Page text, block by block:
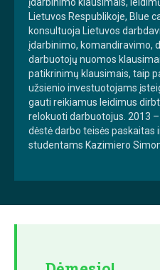
Lietuvos Respublikoje, Blue
konsultuoja Lietuvos
įdarbinimo, komandiravimo,
darbuotojų nuomos
patikrinimų klausimais, taip
užsienio investuotojams
gauti reikiamus leidimus
relokuoti darbuotojus. 2013
dėstė darbo teisės paskaitas
studentams Kazimiero